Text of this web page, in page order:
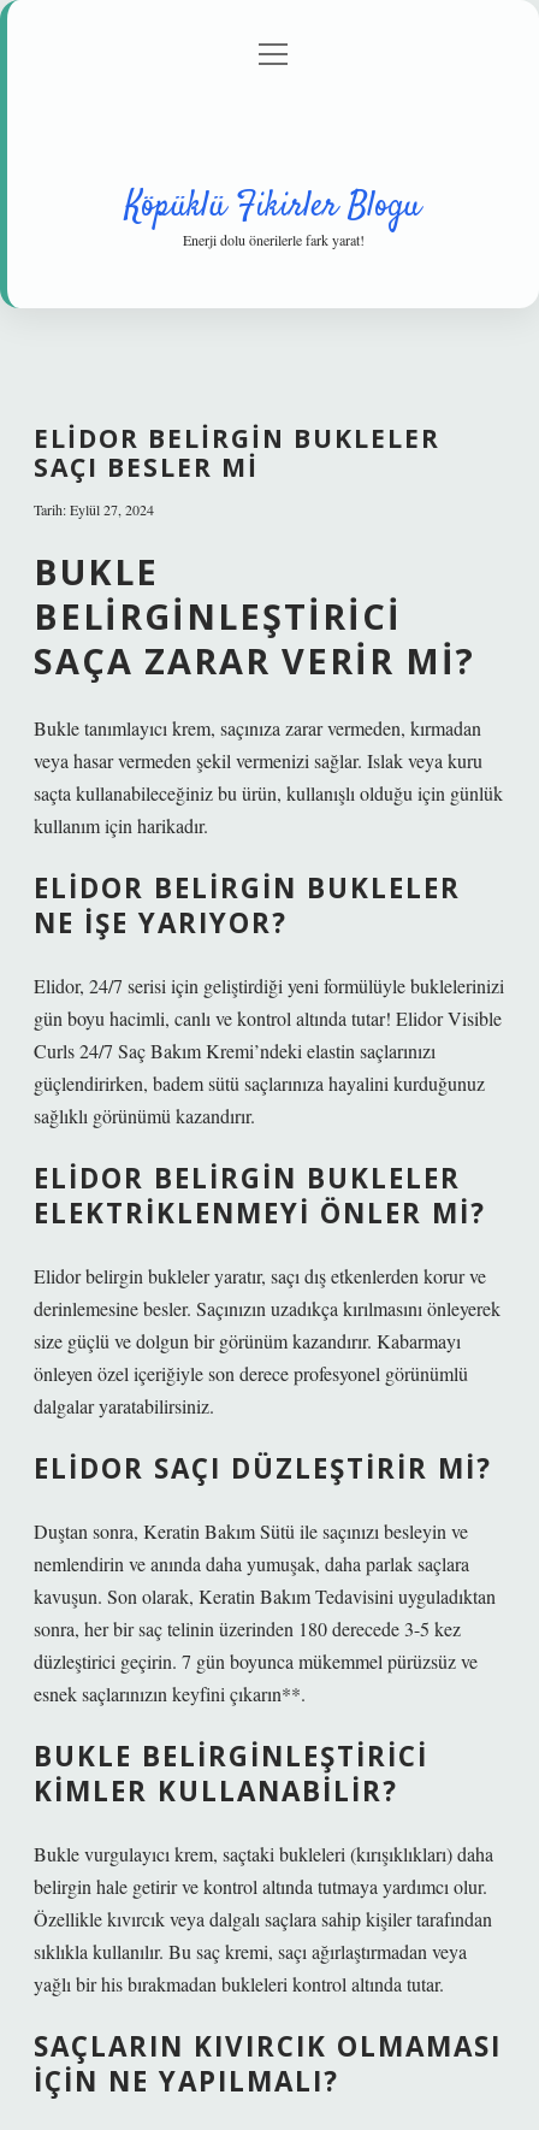
Gizlilik Politikası
menüyü
Köpüklü Fikirler Blogu
Enerji dolu önerilerle fark yarat!
ELIDOR BELIRGIN BUKLELER
SAÇI BESLER MI
Tarih: Eylül 27, 2024
BUKLE
BELIRGINLEŞTIRICI
SAÇA ZARAR VERIR MI?
Bukle tanımlayıcı krem, saçınıza zarar vermeden, kırmadan
veya hasar vermeden şekil vermenizi sağlar. Islak veya kuru
saçta kullanabileceğiniz bu ürün, kullanışlı olduğu için günlük
kullanım için harikadır.
ELIDOR BELIRGIN BUKLELER
NE IŞE YARIYOR?
Elidor, 24/7 serisi için geliştirdiği yeni formülüyle buklelerinizi
gün boyu hacimli, canlı ve kontrol altında tutar! Elidor Visible
Curls 24/7 Saç Bakım Kremi’ndeki elastin saçlarınızı
güçlendirirken, badem sütü saçlarınıza hayalini kurduğunuz
sağlıklı görünümü kazandırır.
ELIDOR BELIRGIN BUKLELER
ELEKTRIKLENMEYI ÖNLER MI?
Elidor belirgin bukleler yaratır, saçı dış etkenlerden korur ve
derinlemesine besler. Saçınızın uzadıkça kırılmasını önleyerek
size güçlü ve dolgun bir görünüm kazandırır. Kabarmayı
önleyen özel içeriğiyle son derece profesyonel görünümlü
dalgalar yaratabilirsiniz.
ELIDOR SAÇI DÜZLEŞTIRIR MI?
Duştan sonra, Keratin Bakım Sütü ile saçınızı besleyin ve
nemlendirin ve anında daha yumuşak, daha parlak saçlara
kavuşun. Son olarak, Keratin Bakım Tedavisini uyguladıktan
sonra, her bir saç telinin üzerinden 180 derecede 3-5 kez
düzleştirici geçirin. 7 gün boyunca mükemmel pürüzsüz ve
esnek saçlarınızın keyfini çıkarın**.
BUKLE BELIRGINLEŞTIRICI
KIMLER KULLANABILIR?
Bukle vurgulayıcı krem, saçtaki bukleleri (kırışıklıkları) daha
belirgin hale getirir ve kontrol altında tutmaya yardımcı olur.
Özellikle kıvırcık veya dalgalı saçlara sahip kişiler tarafından
sıklıkla kullanılır. Bu saç kremi, saçı ağırlaştırmadan veya
yağlı bir his bırakmadan bukleleri kontrol altında tutar.
SAÇLARIN KIVIRCIK OLMAMASI
IÇIN NE YAPILMALI?